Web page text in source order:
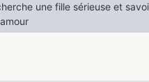
une fille sérieuse et